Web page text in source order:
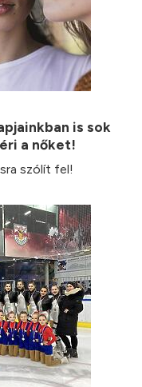
is sok
a nőket!
szólít fel!